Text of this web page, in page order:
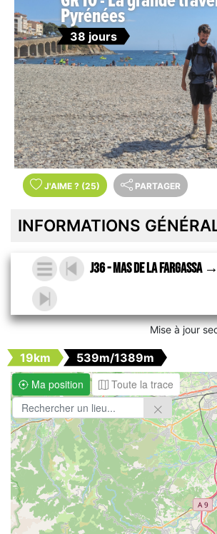
Pyrénées
38 jours
J'AIME ? (25) PARTAGER
INFORMATIONS
J36 - Mas de la Fargassa
Mise à jour
19km
539m/1389m
Ma position
Toute la trace